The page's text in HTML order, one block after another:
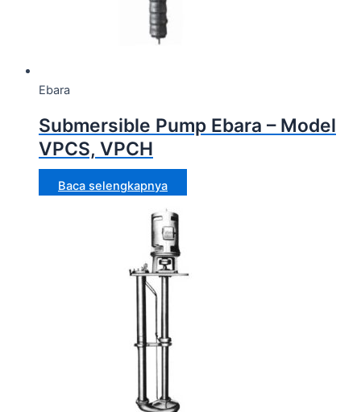
Ebara
Submersible Pump Ebara – Model
VPCS, VPCH
Baca selengkapnya